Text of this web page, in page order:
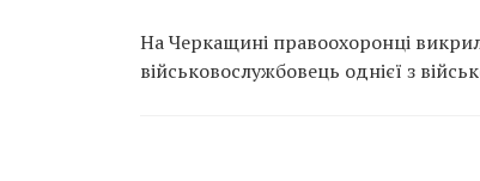
На Черкащині правоохоронці
військовослужбовець однієї з